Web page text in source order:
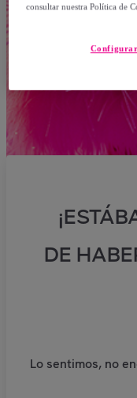
DE
Lo sentimos, no
consultar nuestra Política de
Configurar